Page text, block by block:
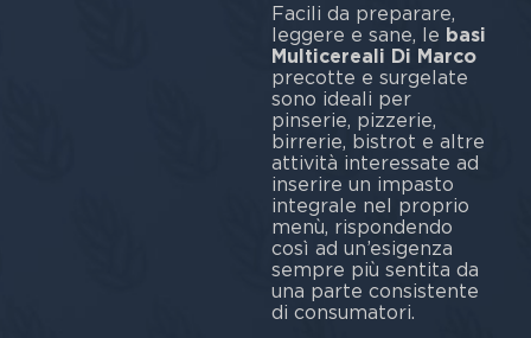
Facili da preparare,
leggere e sane, le basi
Multicereali Di Marco
precotte e surgelate
sono ideali per
pinserie, pizzerie,
birrerie, bistrot e altre
attività interessate ad
inserire un impasto
integrale nel proprio
menù, rispondendo
così ad un’esigenza
sempre più sentita da
una parte consistente
di consumatori.